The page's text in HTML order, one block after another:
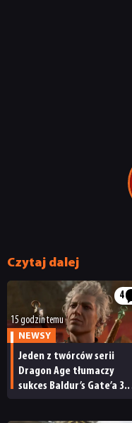
Czytaj dalej
4
15 godzin temu
NEWSY
Jeden z twórców serii
Dragon Age tłumaczy
sukces Baldur’s Gate’a 3.